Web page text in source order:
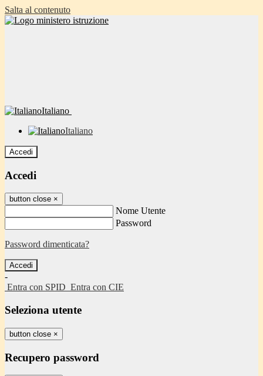
Salta al contenuto
Italiano
Italiano
Accedi
Accedi
button close ×
Nome Utente
Password
Password dimenticata?
-
Entra con SPID Entra con CIE
Seleziona utente
button close ×
Recupero password